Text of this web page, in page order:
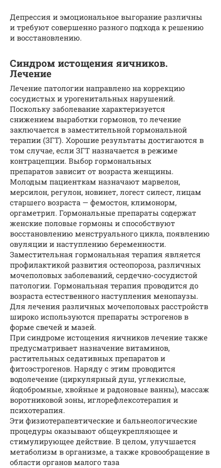
Депрессия и эмоциональное выгорание различны
и требуют совершенно разного подхода к решению
и восстановлению.
Синдром истощения яичников.
Лечение
Лечение патологии направлено на коррекцию
сосудистых и урогенитальных нарушений.
Поскольку заболевание характеризуется
снижением выработки гормонов, то лечение
заключается в заместительной гормональной
терапии (ЗГТ). Хорошие результаты достигаются в
том случае, если ЗГТ назначается в режиме
контрацепции. Выбор гормональных
препаратов зависит от возраста женщины.
Молодым пациенткам назначают марвелон,
мерсилон, регулон, новинет, логест силест, лицам
старшего возраста — фемостон, климонорм,
оргаметрил. Гормональные препараты содержат
женские половые гормоны и способствуют
восстановлению менструального цикла, появлению
овуляции и наступлению беременности.
Заместительная гормональная терапия является
профилактикой развития остеопороза, различных
мочеполовых заболеваний, сердечно-сосудистой
патологии. Гормональная терапия проводится до
возраста естественного наступления менопаузы.
Для лечения различных мочеполовых расстройств
широко используются препараты эстрогенов в
форме свечей и мазей.
При синдроме истощения яичников лечение также
предусматривает назначение витаминов,
растительных седативных препаратов и
фитоэстрогенов. Наряду с этим проводится
водолечение (циркулярный душ, углекислые,
йодобромные, хвойные и радоновые ванны), массаж
воротниковой зоны, иглорефлексотерапия и
психотерапия.
Эти физиотерапевтические и бальнеологические
процедуры оказывают общеукрепляющее и
стимулирующее действие. В целом, улучшается
метаболизм в организме, а также кровообращение в
области органов малого таза